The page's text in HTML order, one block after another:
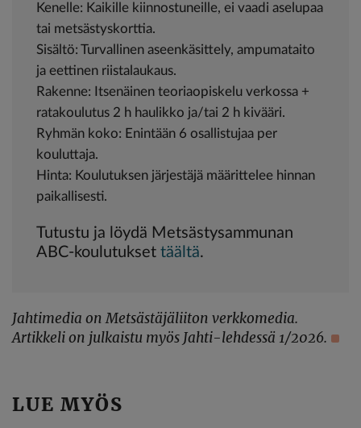
Kenelle: Kaikille kiinnostuneille, ei vaadi aselupaa
tai metsästyskorttia.
Sisältö: Turvallinen aseenkäsittely, ampumataito
ja eettinen riistalaukaus.
Rakenne: Itsenäinen teoriaopiskelu verkossa +
ratakoulutus 2 h haulikko ja/tai 2 h kivääri.
Ryhmän koko: Enintään 6 osallistujaa per
kouluttaja.
Hinta: Koulutuksen järjestäjä määrittelee hinnan
paikallisesti.
Tutustu ja löydä Metsästysammunan
ABC-koulutukset täältä.
Jahtimedia on Metsästäjäliiton verkkomedia.
Artikkeli on julkaistu myös Jahti-lehdessä 1/2026.
LUE MYÖS